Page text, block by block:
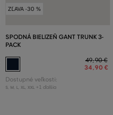
ZĽAVA -30 %
SPODNÁ BIELIZEŇ GANT TRUNK 3-
PACK
49,90 €
34,90 €
Dostupné veľkosti:
S, M L XL XXL +1 ďalšia